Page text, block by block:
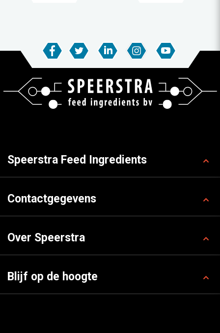
Speerstra Feed Ingredients
Contactgegevens
Over Speerstra
Blijf op de hoogte